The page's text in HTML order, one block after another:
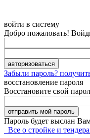
войти в систему
Добро пожаловать!
Забыли пароль?
восстановление пароля
Восстановите свой
Пароль будет выслан
Все о стройке и